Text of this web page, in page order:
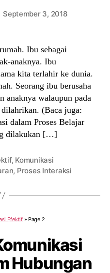
September 3, 2018
Ibu sebagai
anaknya. Ibu
kita terlahir ke dunia.
Seorang ibu berusaha
anaknya walaupun pada
dilahrikan. (Baca juga:
dalam Proses Belajar
dilakukan […]
, Komunikasi
, Proses Interaksi
Efektif» Page 2
Hubungan